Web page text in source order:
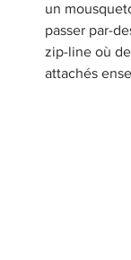
un
passer par-
zip-line où
attachés